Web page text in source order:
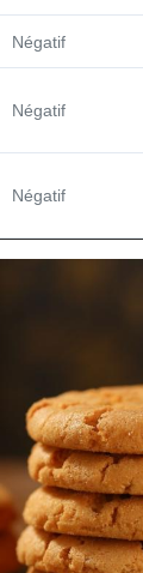
Négatif
Négatif
Négatif